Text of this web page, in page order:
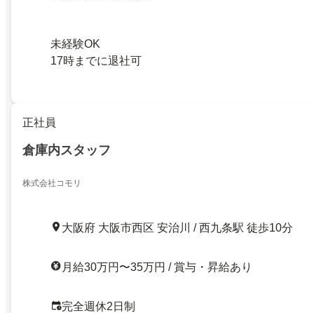
未経験OK
17時までに退社可
正社員
倉庫内スタッフ
株式会社コモリ
大阪府 大阪市西区 安治川 / 西九条駅 徒歩10分
月給30万円〜35万円 / 賞与・昇給あり
完全週休2日制